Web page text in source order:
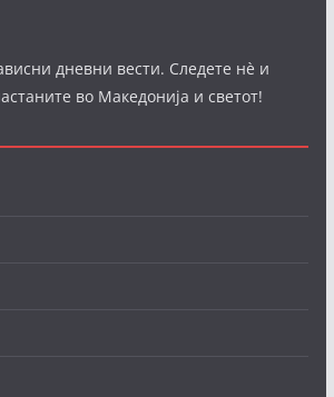
дневни вести. Следете нè и
во Македонија и светот!